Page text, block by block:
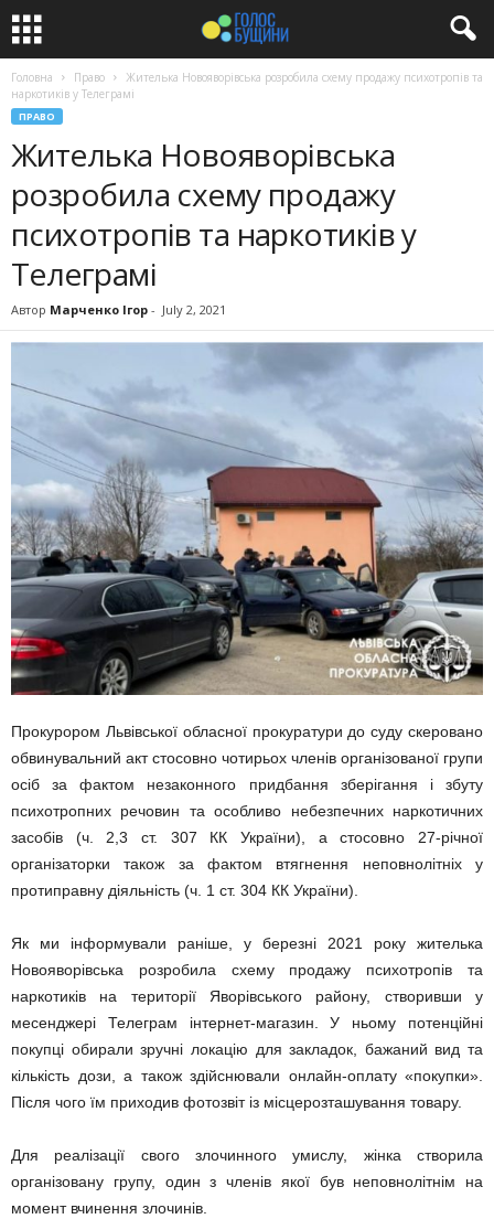
Головна Право
Жителька Новояворівська розробила схему продажу психотропів та
наркотиків у Телеграмі
ПРАВО
Жителька Новояворівська
розробила схему продажу
психотропів та наркотиків у
Телеграмі
Автор Марченко Ігор - July 2, 2021
Прокурором Львівської обласної прокуратури до суду скеровано
обвинувальний акт стосовно чотирьох членів організованої групи
осіб за фактом незаконного придбання зберігання і збуту
психотропних речовин та особливо небезпечних наркотичних
засобів (ч. 2,3 ст. 307 КК України), а стосовно 27-річної
організаторки також за фактом втягнення неповнолітніх у
протиправну діяльність (ч. 1 ст. 304 КК України).
Як ми інформували раніше, у березні 2021 року жителька
Новояворівська розробила схему продажу психотропів та
наркотиків на території Яворівського району, створивши у
месенджері Телеграм інтернет-магазин. У ньому потенційні
покупці обирали зручні локацію для закладок, бажаний вид та
кількість дози, а також здійснювали онлайн-оплату «покупки».
Після чого їм приходив фотозвіт із місцерозташування товару.
Для реалізації свого злочинного умислу, жінка створила
організовану групу, один з членів якої був неповнолітнім на
момент вчинення злочинів.